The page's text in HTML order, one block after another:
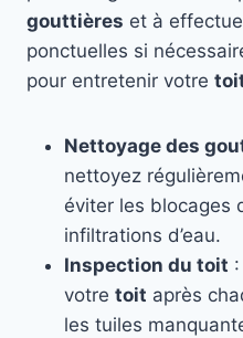
gouttières et à
ponctuelles si
pour entretenir votre
Nettoyage des
nettoyez
éviter les blocages
infiltrations d’eau.
Inspection du toit
votre toit après
les tuiles